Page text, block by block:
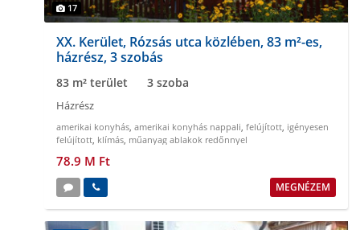
17
XX. Kerület, Rózsás utca közlében, 83 m²-es,
házrész, 3 szobás
83 m² terület 3 szoba
Házrész
amerikai konyhás, amerikai konyhás nappali, felújított, igényesen
felújított, klímás, műanyag ablakok redőnnyel
78.9 M Ft
MEGNÉZEM